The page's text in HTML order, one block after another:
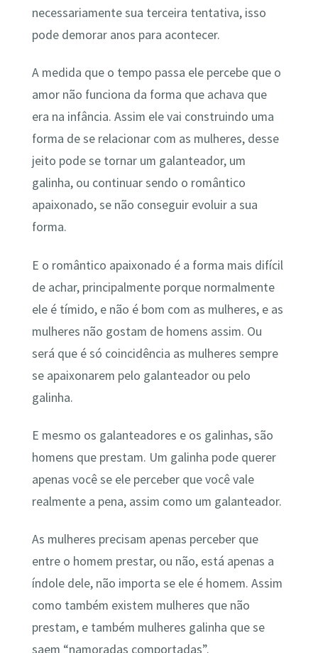
necessariamente sua terceira tentativa, isso
pode demorar anos para acontecer.
A medida que o tempo passa ele percebe que o
amor não funciona da forma que achava que
era na infância. Assim ele vai construindo uma
forma de se relacionar com as mulheres, desse
jeito pode se tornar um galanteador, um
galinha, ou continuar sendo o romântico
apaixonado, se não conseguir evoluir a sua
forma.
E o romântico apaixonado é a forma mais difícil
de achar, principalmente porque normalmente
ele é tímido, e não é bom com as mulheres, e as
mulheres não gostam de homens assim. Ou
será que é só coincidência as mulheres sempre
se apaixonarem pelo galanteador ou pelo
galinha.
E mesmo os galanteadores e os galinhas, são
homens que prestam. Um galinha pode querer
apenas você se ele perceber que você vale
realmente a pena, assim como um galanteador.
As mulheres precisam apenas perceber que
entre o homem prestar, ou não, está apenas a
índole dele, não importa se ele é homem. Assim
como também existem mulheres que não
prestam, e também mulheres galinha que se
saem “namoradas comportadas”.